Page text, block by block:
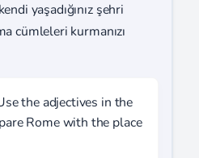
yaşadığınız şehri
cümleleri kurmanızı
the adjectives in the
Rome with the place